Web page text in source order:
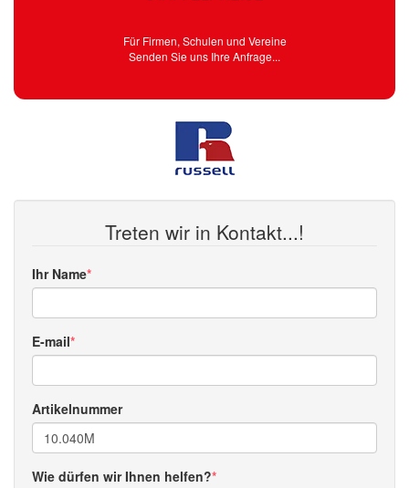
Für Firmen, Schulen und Vereine
Senden Sie uns Ihre Anfrage...
Treten wir in Kontakt...!
Ihr Name
E-mail
Artikelnummer
Wie dürfen wir Ihnen helfen?